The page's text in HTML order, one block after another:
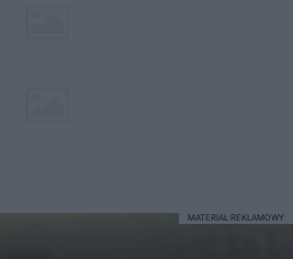
MATERIAŁ REKLAMOWY